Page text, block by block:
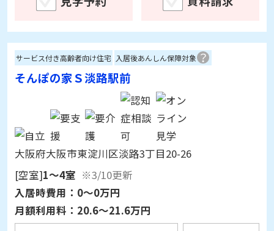
サービス付き高齢者向け住宅 入居後あんしん保障対象
そんぽの家Ｓ淡路駅前
大阪府大阪市東淀川区淡路3丁目20-26
[空室]1～4室 ※3/10更新
入居時費用： 0～0万円
月額利用料： 20.6～21.6万円